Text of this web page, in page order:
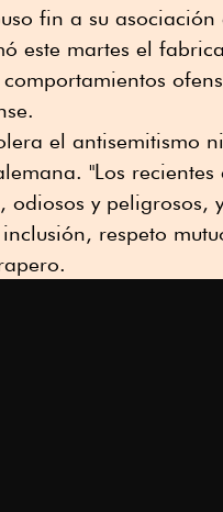
fin a su asociación
este martes el
el antisemitismo
"Los
odiosos y
respeto